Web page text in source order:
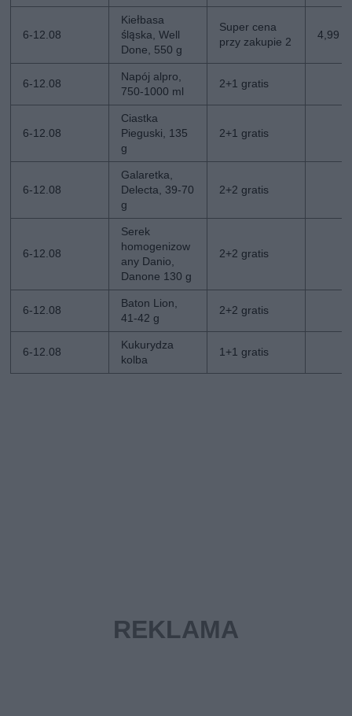
6-12.08
Kiełbasa
śląska, Well
Done, 550 g
Super cena
przy zakupie 2
4,99
6-12.08
Napój alpro,
750-1000 ml
2+1 gratis
6-12.08
Ciastka
Pieguski, 135
g
2+1 gratis
6-12.08
Galaretka,
Delecta, 39-70
g
2+2 gratis
6-12.08
Serek
homogenizow
any Danio,
Danone 130 g
2+2 gratis
6-12.08
Baton Lion,
41-42 g
2+2 gratis
6-12.08
Kukurydza
kolba
1+1 gratis